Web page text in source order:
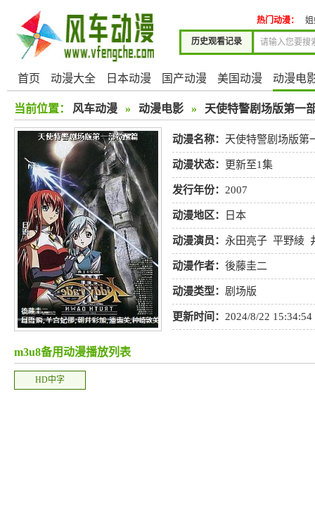
历史观看记录
热门动漫： 姐
首页 动漫大全 日本动漫 国产动漫 美国动漫 动漫电
当前位置： 风车动漫 » 动漫电影 » 天使特警剧场版第一
动漫名称： 天使特警剧场版第
动漫状态： 更新至1集
发行年份： 2007
动漫地区： 日本
动漫演员： 永田亮子 平野綾
之 鈴置洋孝 飛田展男
动漫作者： 後藤圭二
动漫类型： 剧场版
更新时间： 2024/8/22 15:34:54
m3u8备用动漫播放列表
HD中字